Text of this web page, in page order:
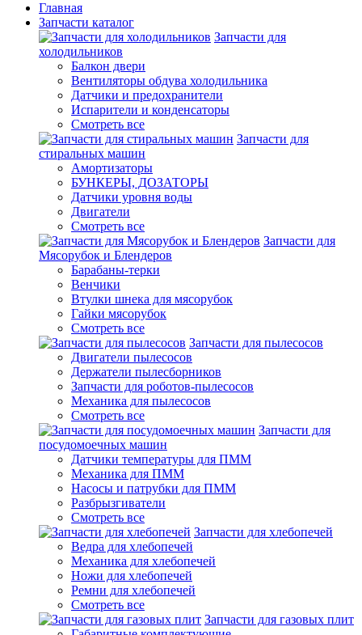
Главная
Запчасти каталог
Запчасти для
холодильников
Балкон двери
Вентиляторы обдува холодильника
Датчики и предохранители
Испарители и конденсаторы
Смотреть все
Запчасти для
стиральных машин
Амортизаторы
БУНКЕРЫ, ДОЗАТОРЫ
Датчики уровня воды
Двигатели
Смотреть все
Запчасти для
Мясорубок и Блендеров
Барабаны-терки
Венчики
Втулки шнека для мясорубок
Гайки мясорубок
Смотреть все
Запчасти для пылесосов
Двигатели пылесосов
Держатели пылесборников
Запчасти для роботов-пылесосов
Механика для пылесосов
Смотреть все
Запчасти для
посудомоечных машин
Датчики температуры для ПММ
Механика для ПММ
Насосы и патрубки для ПММ
Разбрызгиватели
Смотреть все
Запчасти для хлебопечей
Ведра для хлебопечей
Механика для хлебопечей
Ножи для хлебопечей
Ремни для хлебопечей
Смотреть все
Запчасти для газовых плит